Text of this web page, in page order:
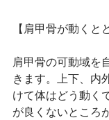
【肩甲骨が動くと
肩甲骨の可動域を
きます。上下、内
けて体はどう動く
が良くないところ